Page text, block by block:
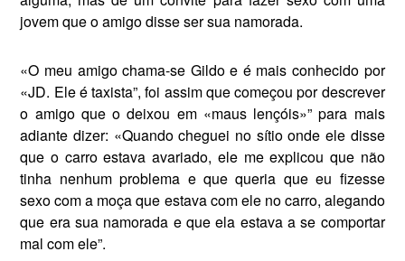
jovem que o amigo disse ser sua namorada.
«O meu amigo chama-se Gildo e é mais conhecido por
«JD. Ele é taxista”, foi assim que começou por descrever
o amigo que o deixou em «maus lençóis»” para mais
adiante dizer: «Quando che­guei no sítio onde ele disse
que o carro estava avariado, ele me explicou que não
tinha nenhum problema e que que­ria que eu fizesse
sexo com a moça que estava com ele no carro, alegando
que era sua namorada e que ela estava a se comportar
mal com ele”.